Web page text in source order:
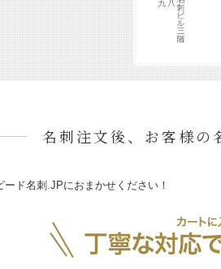
名刺注文後、お客様の
ード名刺.JPにおまかせください！